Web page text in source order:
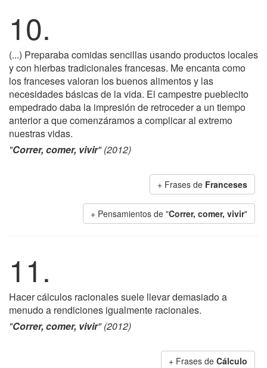
10.
(...) Preparaba comidas sencillas usando productos locales
y con hierbas tradicionales francesas. Me encanta como
los franceses valoran los buenos alimentos y las
necesidades básicas de la vida. El campestre pueblecito
empedrado daba la impresión de retroceder a un tiempo
anterior a que comenzáramos a complicar al extremo
nuestras vidas.
"Correr, comer, vivir" (2012)
+ Frases de Franceses
+ Pensamientos de "Correr, comer, vivir"
11.
Hacer cálculos racionales suele llevar demasiado a
menudo a rendiciones igualmente racionales.
"Correr, comer, vivir" (2012)
+ Frases de Cálculo